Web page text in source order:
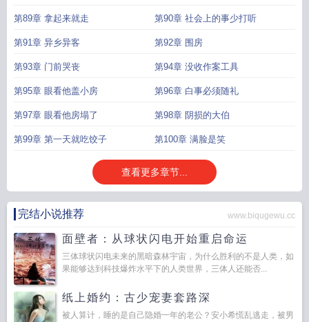
第89章 拿起来就走 第90章 社会上的事少打听
第91章 异乡异客 第92章 围房
第93章 门前哭丧 第94章 没收作案工具
第95章 眼看他盖小房 第96章 白事必须随礼
第97章 眼看他房塌了 第98章 阴损的大伯
第99章 第一天就吃饺子 第100章 满脸是笑
查看更多章节...
完结小说推荐 www.biqugewu.cc
面壁者：从球状闪电开始重启命运
三体球状闪电未来的黑暗森林宇宙，为什么胜利的不是人类，如
果能够达到科技爆炸水平下的人类世界，三体人还能否...
纸上婚约：古少宠妻套路深
被人算计，睡的是自己隐婚一年的老公？安小希慌乱逃走，被男